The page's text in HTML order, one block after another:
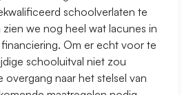
schoolverlaten te
we nog heel wat lacunes in
Om er echt voor te
schooluitval niet zou
naar het stelsel van